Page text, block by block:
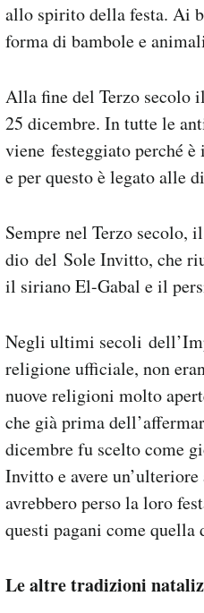
allo spirito della festa. Ai
forma di bambole e
Alla fine del Terzo secolo
25 dicembre. In tutte le
viene festeggiato perché
e per questo è legato alle
Sempre nel Terzo secolo,
dio del Sole Invitto, che
il siriano El-Gabal e il
Negli ultimi secoli
religione ufficiale, non
nuove religioni molto
che già prima
dicembre fu scelto come
Invitto e avere
avrebbero perso la loro
questi pagani come quella
Le altre tradizioni